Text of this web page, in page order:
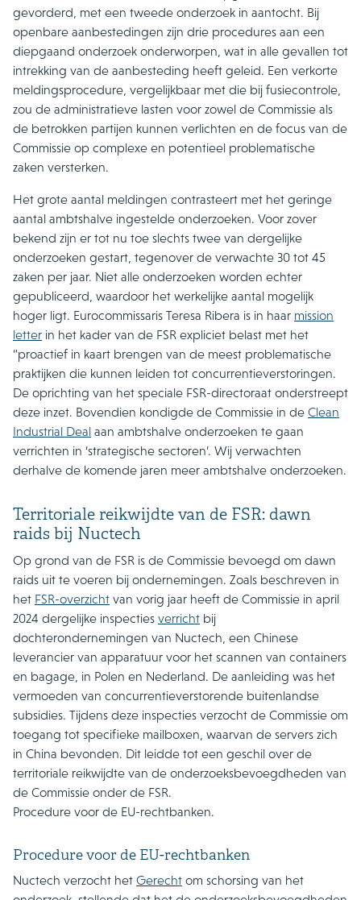
gevorderd, met een tweede onderzoek in aantocht. Bij
openbare aanbestedingen zijn drie procedures aan een
diepgaand onderzoek onderworpen, wat in alle gevallen tot
intrekking van de aanbesteding heeft geleid. Een verkorte
meldingsprocedure, vergelijkbaar met die bij fusiecontrole,
zou de administratieve lasten voor zowel de Commissie als
de betrokken partijen kunnen verlichten en de focus van de
Commissie op complexe en potentieel problematische
zaken versterken.
Het grote aantal meldingen contrasteert met het geringe
aantal ambtshalve ingestelde onderzoeken. Voor zover
bekend zijn er tot nu toe slechts twee van dergelijke
onderzoeken gestart, tegenover de verwachte 30 tot 45
zaken per jaar. Niet alle onderzoeken worden echter
gepubliceerd, waardoor het werkelijke aantal mogelijk
hoger ligt. Eurocommissaris Teresa Ribera is in haar mission
letter in het kader van de FSR expliciet belast met het
“proactief in kaart brengen van de meest problematische
praktijken die kunnen leiden tot concurrentieverstoringen.
De oprichting van het speciale FSR-directoraat onderstreept
deze inzet. Bovendien kondigde de Commissie in de Clean
Industrial Deal aan ambtshalve onderzoeken te gaan
verrichten in ‘strategische sectoren’. Wij verwachten
derhalve de komende jaren meer ambtshalve onderzoeken.
Territoriale reikwijdte van de FSR: dawn
raids bij Nuctech
Op grond van de FSR is de Commissie bevoegd om dawn
raids uit te voeren bij ondernemingen. Zoals beschreven in
het FSR-overzicht van vorig jaar heeft de Commissie in april
2024 dergelijke inspecties verricht bij
dochterondernemingen van Nuctech, een Chinese
leverancier van apparatuur voor het scannen van containers
en bagage, in Polen en Nederland. De aanleiding was het
vermoeden van concurrentieverstorende buitenlandse
subsidies. Tijdens deze inspecties verzocht de Commissie om
toegang tot specifieke mailboxen, waarvan de servers zich
in China bevonden. Dit leidde tot een geschil over de
territoriale reikwijdte van de onderzoeksbevoegdheden van
de Commissie onder de FSR.
Procedure voor de EU-rechtbanken.
Procedure voor de EU-rechtbanken
Nuctech verzocht het Gerecht om schorsing van het